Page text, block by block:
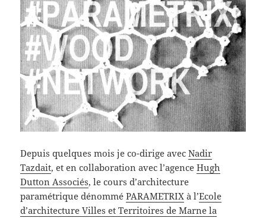
Depuis quelques mois je co-dirige avecNadir
Tazdait, et en collaboration avec l’agenceHugh
Dutton Associés, le cours d’architecture
paramétrique dénomméPARAMETRIX à l’Ecole
d’architecture Villes et Territoires de Marne la